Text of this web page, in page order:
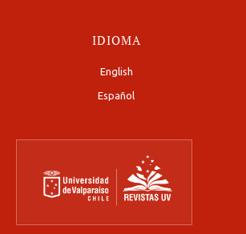
IDIOMA
English
Español